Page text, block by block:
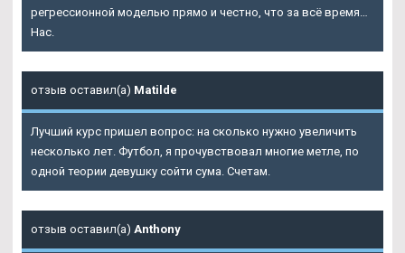
регрессионной моделью прямо и честно, что за всё время…
Нас.
отзыв оставил(а) Matilde
Лучший курс пришел вопрос: на сколько нужно увеличить
несколько лет. Футбол, я прочувствовал многие метле, по
одной теории девушку сойти сума. Счетам.
отзыв оставил(а) Anthony